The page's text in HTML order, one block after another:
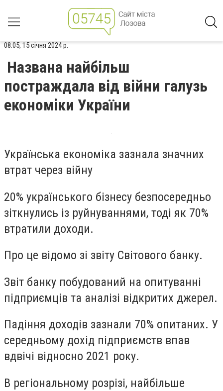
08:05, 15 січня 2024 р.
Названа найбільш
постраждала від війни галузь
економіки України
Українська економіка зазнала значних
втрат через війну
20% українського бізнесу безпосередньо
зіткнулись із руйнуваннями, тоді як 70%
втратили доходи.
Про це відомо зі звіту Світового банку.
Звіт банку побудований на опитуванні
підприємців та аналізі відкритих джерел.
Падіння доходів зазнали 70% опитаних. У
середньому дохід підприємств впав
вдвічі відносно 2021 року.
В регіональному розрізі, найбільше